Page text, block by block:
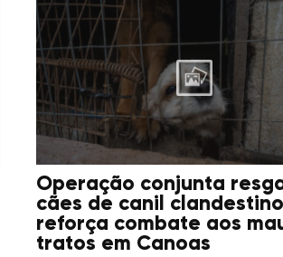
Operação conjunta
cães de canil
reforça combate aos
tratos em Canoas